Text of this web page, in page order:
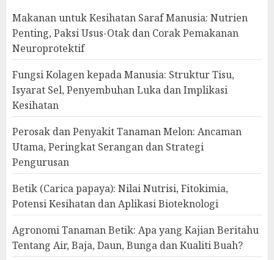
Makanan untuk Kesihatan Saraf Manusia: Nutrien
Penting, Paksi Usus-Otak dan Corak Pemakanan
Neuroprotektif
Fungsi Kolagen kepada Manusia: Struktur Tisu,
Isyarat Sel, Penyembuhan Luka dan Implikasi
Kesihatan
Perosak dan Penyakit Tanaman Melon: Ancaman
Utama, Peringkat Serangan dan Strategi
Pengurusan
Betik (Carica papaya): Nilai Nutrisi, Fitokimia,
Potensi Kesihatan dan Aplikasi Bioteknologi
Agronomi Tanaman Betik: Apa yang Kajian Beritahu
Tentang Air, Baja, Daun, Bunga dan Kualiti Buah?